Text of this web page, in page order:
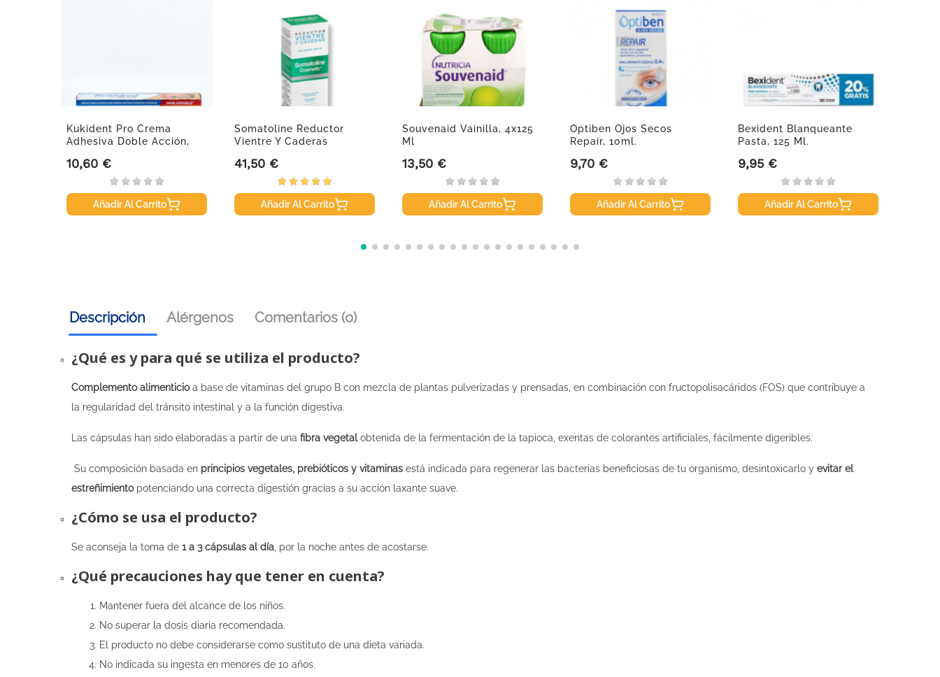
Kukident Pro Crema
Adhesiva Doble Acción,
Precio
10,60 €
Añadir Al Carrito
Somatoline Reductor
Vientre Y Caderas
Precio
41,50 €
Añadir Al Carrito
Souvenaid Vainilla, 4x125
Ml
Precio
13,50 €
Añadir Al Carrito
Optiben Ojos Secos
Repair, 10ml.
Precio
9,70 €
Añadir Al Carrito
Bexident Blanqueante
Pasta, 125 Ml.
Precio
9,95 €
Añadir Al Carrito
Descripción Alérgenos Comentarios (0)
¿Qué es y para qué se utiliza el producto?
Complemento alimenticio a base de vitaminas del grupo B con mezcla de plantas pulverizadas y prensadas, en combinación con fructopolisacáridos (FOS) que contribuye a
la regularidad del tránsito intestinal y a la función digestiva.
Las cápsulas han sido elaboradas a partir de una fibra vegetalobtenida de la fermentación de la tapioca, exentas de colorantes artificiales, fácilmente digeribles.
Su composición basada en principios vegetales, prebióticos y vitaminas está indicada para regenerar las bacterias beneficiosas de tu organismo, desintoxicarlo y evitar el
estreñimientopotenciando una correcta digestión gracias a su acción laxante suave.
¿Cómo se usa el producto?
Se aconseja la toma de 1 a 3 cápsulas al día , por la noche antes de acostarse.
¿Qué precauciones hay que tener en cuenta?
Mantener fuera del alcance de los niños.
No superar la dosis diaria recomendada.
El producto no debe considerarse como sustituto de una dieta variada.
No indicada su ingesta en menores de 10 años.